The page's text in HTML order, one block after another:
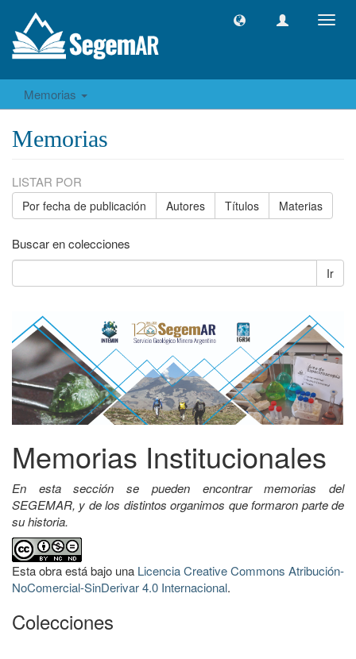
Memorias
Memorias
LISTAR POR
Por fecha de publicación Autores Títulos Materias
Buscar en colecciones
Ir
Memorias Institucionales
En esta sección se pueden encontrar memorias del
SEGEMAR, y de los distintos organimos que formaron parte de
su historia.
Esta obra está bajo una Licencia Creative Commons Atribución-
NoComercial-SinDerivar 4.0 Internacional.
Colecciones